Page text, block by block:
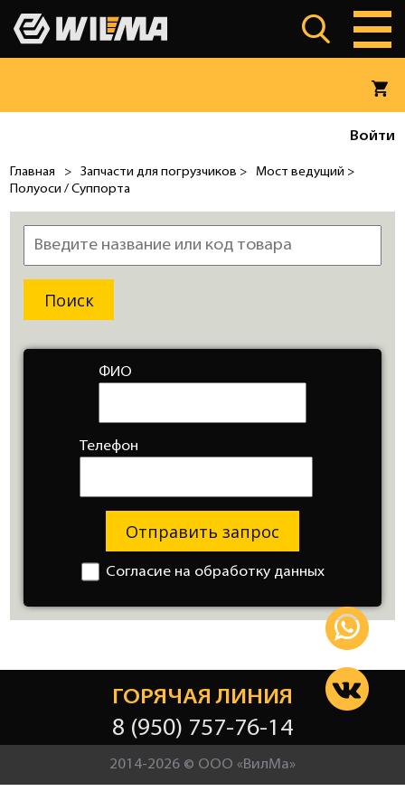
Войти
Главная > Запчасти для погрузчиков >
Мост ведущий >
Полуоси / Суппорта
ФИО
Телефон
Отправить запрос
Согласие на обработку данных
ГОРЯЧАЯ ЛИНИЯ
8 (950) 757-76-14
2014-2026 © ООО «ВилМа»